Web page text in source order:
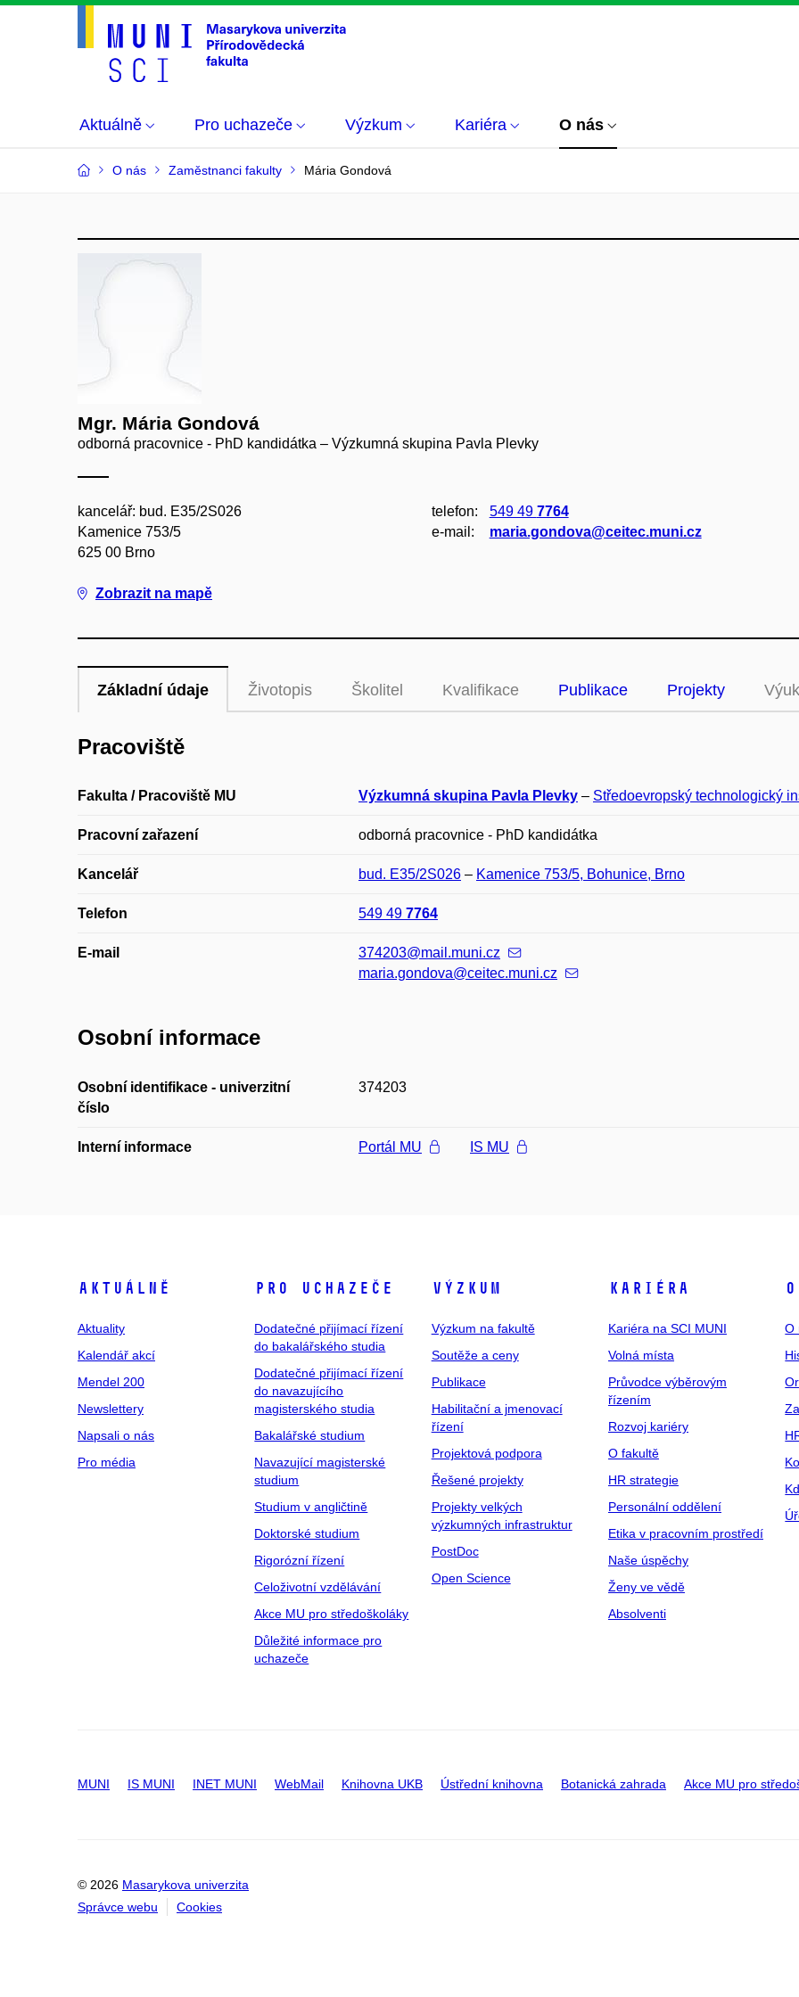
Aktuálně Pro uchazeče Výzkum Kariéra O nás
O nás Zaměstnanci fakulty Mária Gondová
Mgr. Mária Gondová
odborná pracovnice - PhD kandidátka – Výzkumná skupina Pavla Plevky
kancelář: bud. E35/2S026
Kamenice 753/5
625 00 Brno
Zobrazit na mapě
telefon: 549 49 7764
e‑mail:
maria.gondova@ceitec.muni.cz
Základní údaje Životopis Školitel Kvalifikace Publikace Projekty
Pracoviště
Fakulta / Pracoviště MU Výzkumná skupina Pavla Plevky – Středoevropský technologický
Pracovní zařazení odborná pracovnice - PhD kandidátka
Kancelář bud. E35/2S026 – Kamenice 753/5, Bohunice, Brno
Telefon 549 49 7764
E-mail
374203@mail.muni.cz
maria.gondova@ceitec.muni.cz
Osobní informace
Osobní identifikace - univerzitní
číslo
374203
Interní informace Portál MU IS MU
Aktuálně
Aktuality
Kalendář akcí
Mendel 200
Newslettery
Napsali o nás
Pro média
Pro uchazeče
Dodatečné přijímací řízení
do bakalářského studia
Dodatečné přijímací řízení
do navazujícího
magisterského studia
Bakalářské studium
Navazující magisterské
studium
Studium v angličtině
Doktorské studium
Rigorózní řízení
Celoživotní vzdělávání
Akce MU pro středoškoláky
Důležité informace pro
uchazeče
Výzkum
Výzkum na fakultě
Soutěže a ceny
Publikace
Habilitační a jmenovací
řízení
Projektová podpora
Řešené projekty
Projekty velkých
výzkumných infrastruktur
PostDoc
Open Science
Kariéra
Kariéra na SCI MUNI
Volná místa
Průvodce výběrovým
řízením
Rozvoj kariéry
O fakultě
HR strategie
Personální oddělení
Etika v pracovním prostředí
Naše úspěchy
Ženy ve vědě
Absolventi
O
MUNI IS MUNI INET MUNI WebMail Knihovna UKB Ústřední knihovna Botanická zahrada Akce MU pro
© 2026 Masarykova univerzita
Správce webu
Cookies